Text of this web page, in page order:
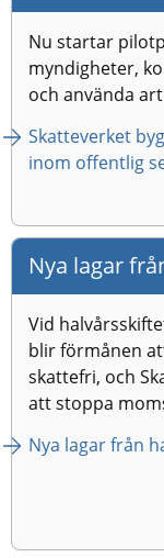
Nu startar
myndigheter,
och använda
Skatteverket
inom offentlig
Nya lagar
Vid
blir förmånen
skattefri, och
att stoppa
Nya lagar från